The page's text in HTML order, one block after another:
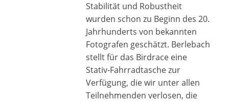
Stabilität und Robustheit
wurden schon zu Beginn des 20.
Jahrhunderts von bekannten
Fotografen geschätzt. Berlebach
stellt für das Birdrace eine
Stativ-Fahrradtasche zur
Verfügung, die wir unter allen
Teilnehmenden verlosen, die